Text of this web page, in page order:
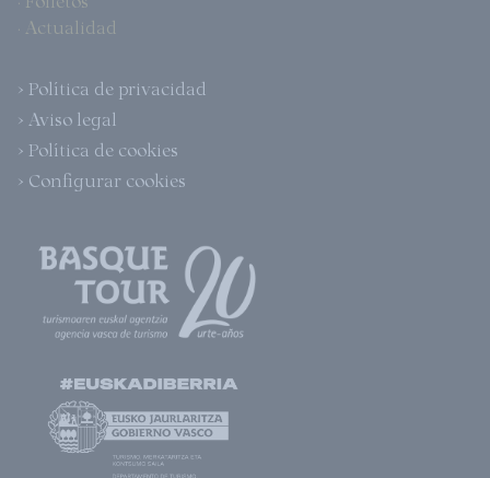
· Actualidad
> Política de privacidad
> Aviso legal
> Política de cookies
> Configurar cookies